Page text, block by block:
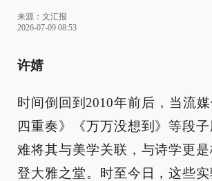
来源： 文汇报
2026-07-09 08:53
许婧
时间倒回到2010年前后，当流
四重奏》《万万没想到》等段
难将其与美学关联，与诗学更
登大雅之堂。时至今日，这些实